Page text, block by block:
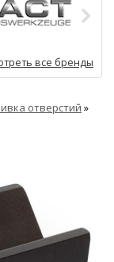
все бренды
отверстий »